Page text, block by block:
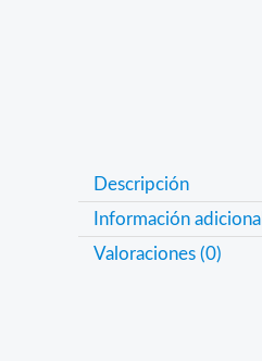
Descripción
Información adicional
Valoraciones (0)